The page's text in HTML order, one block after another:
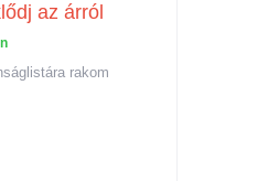
az árról
rakom